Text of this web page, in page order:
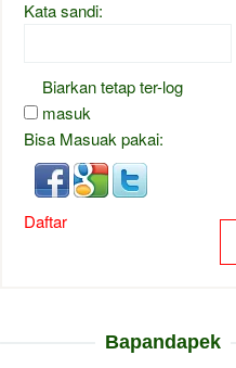
Kata sandi:
Biarkan tetap ter-log
masuk
Bisa Masuak pakai:
Daftar
Bapandapek